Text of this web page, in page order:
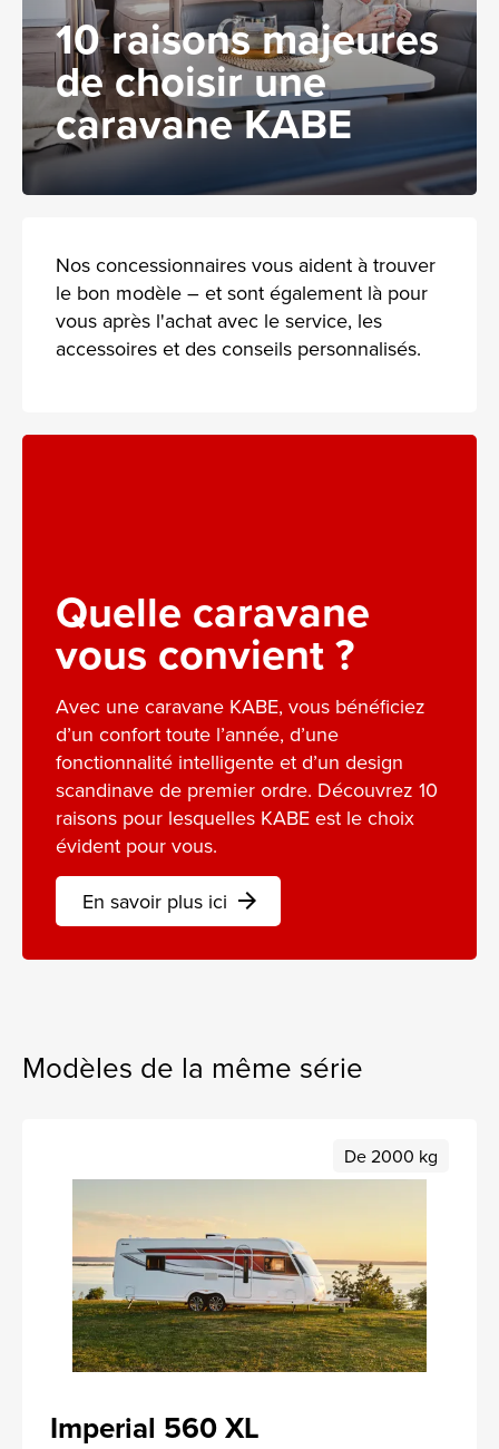
10 raisons majeures
de choisir une
caravane KABE
Nos concessionnaires vous aident à trouver
le bon modèle – et sont également là pour
vous après l'achat avec le service, les
accessoires et des conseils personnalisés.
Quelle caravane
vous convient ?
Avec une caravane KABE, vous bénéficiez
d’un confort toute l’année, d’une
fonctionnalité intelligente et d’un design
scandinave de premier ordre. Découvrez 10
raisons pour lesquelles KABE est le choix
évident pour vous.
En savoir plus ici arrow_forward
Modèles de la même série
De 2000 kg
Imperial 560 XL